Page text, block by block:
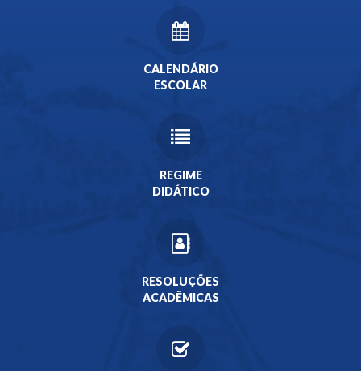
CALENDÁRIO
ESCOLAR
REGIME
DIDÁTICO
RESOLUÇÕES
ACADÊMICAS